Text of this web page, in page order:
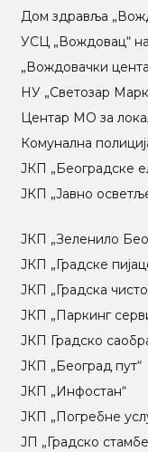
Дом здравља
УСЦ „Вождовац“
„Вождовачки
НУ „Светозар
Центар МO за
Комунална
ЈКП „Београдске
ЈКП „Јавно
ЈКП „Зеленило
ЈКП „Градске
ЈКП „Градска
ЈКП „Паркинг
ЈКП Градско
ЈКП „Београд пут“
ЈКП „Инфостан“
ЈКП „Погребне
ЈП „Градско